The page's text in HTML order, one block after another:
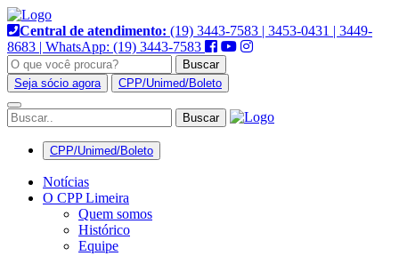
Pular
para
o
conteúdo
Central de atendimento: (19) 3443-7583 | 3453-0431 | 3449-
8683 | WhatsApp: (19) 3443-7583
Buscar
Seja sócio agora
CPP/Unimed/Boleto
Alternar
navegação
CPP/Unimed/Boleto
Notícias
O CPP Limeira
Quem somos
Histórico
Equipe